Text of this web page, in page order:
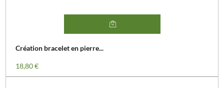
Création bracelet en pierre...
Prix
18,80 €